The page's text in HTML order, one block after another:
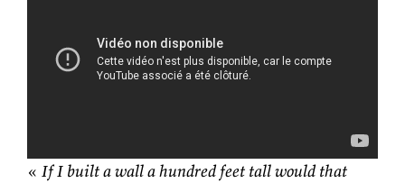
« If I built a wall a hundred feet tall would that